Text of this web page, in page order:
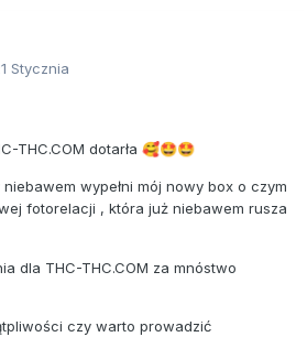
Stycznia
THC.COM dotarła 🥰🤩🤩
wypełni mój nowy box o czym
fotorelacji , która już niebawem rusza
dla THC-THC.COM za mnóstwo
czy warto prowadzić